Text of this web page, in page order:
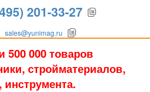
201-33-27
sales@yunimag.ru
500 000 товаров
стройматериалов,
инструмента.